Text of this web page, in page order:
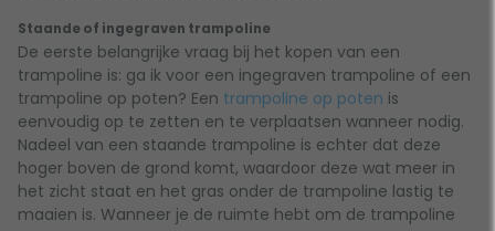
Staande of ingegraven trampoline
De eerste belangrijke vraag bij het kopen van een
trampoline is: ga ik voor een ingegraven trampoline of een
trampoline op poten? Een trampoline op poten is
eenvoudig op te zetten en te verplaatsen wanneer nodig.
Nadeel van een staande trampoline is echter dat deze
hoger boven de grond komt, waardoor deze wat meer in
het zicht staat en het gras onder de trampoline lastig te
maaien is. Wanneer je de ruimte hebt om de trampoline